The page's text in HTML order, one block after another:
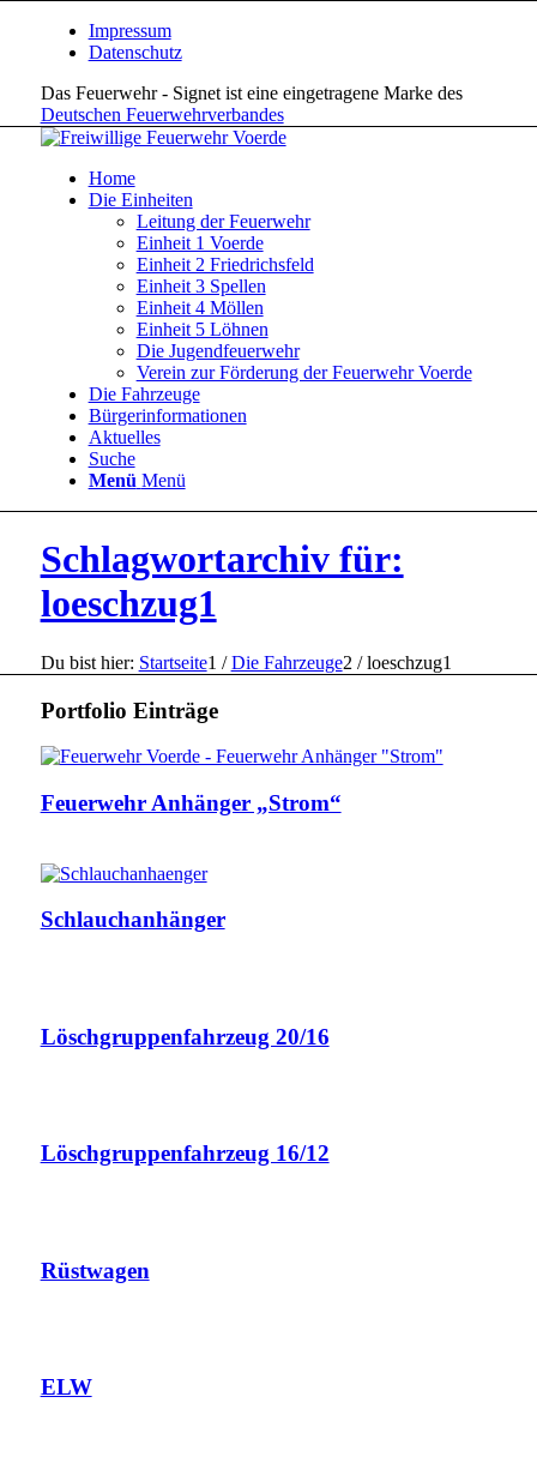
Impressum
Datenschutz
Das Feuerwehr - Signet ist eine eingetragene Marke des
Deutschen Feuerwehrverbandes
Home
Die Einheiten
Leitung der Feuerwehr
Einheit 1 Voerde
Einheit 2 Friedrichsfeld
Einheit 3 Spellen
Einheit 4 Möllen
Einheit 5 Löhnen
Die Jugendfeuerwehr
Verein zur Förderung der Feuerwehr Voerde
Die Fahrzeuge
Bürgerinformationen
Aktuelles
Suche
Menü Menü
Schlagwortarchiv für:
loeschzug1
Du bist hier: Startseite1 / Die Fahrzeuge2 / loeschzug1
Portfolio Einträge
Feuerwehr Anhänger „Strom“
Schlauchanhänger
Löschgruppenfahrzeug 20/16
Löschgruppenfahrzeug 16/12
Rüstwagen
ELW